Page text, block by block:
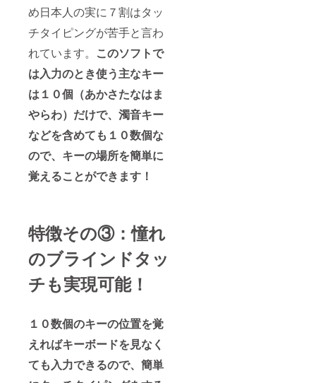
め日本人の実に７割はタッ
チタイピングが苦手と言わ
れています。 このソフトで
は入力のとき使う主なキー
は１０個（あかさたなはま
やらわ）だけで、濁音キー
などを含めても１０数個な
ので、キーの場所を簡単に
覚えることができます！
特徴その③：憧れ
のブラインドタッ
チも実現可能！
１０数個のキーの位置を覚
えればキーボードを見なく
ても入力できるので、簡単